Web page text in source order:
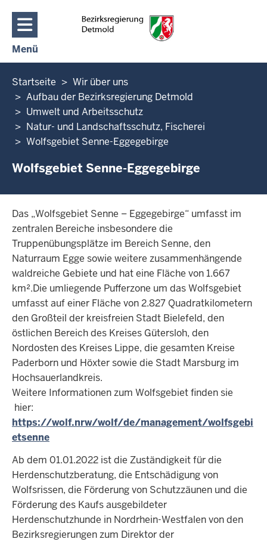
Direkt zum Inhalt
Menü
Sie
befinden
sich
hier
Startseite
Wir über uns
Aufbau der Bezirksregierung Detmold
Umwelt und Arbeitsschutz
Natur- und Landschaftsschutz, Fischerei
Wolfsgebiet Senne-Eggegebirge
Wolfsgebiet Senne-Eggegebirge
Das „Wolfsgebiet Senne – Eggegebirge“ umfasst im
zentralen Bereiche insbesondere die
Truppenübungsplätze im Bereich Senne, den
Naturraum Egge sowie weitere zusammenhängende
waldreiche Gebiete und hat eine Fläche von 1.667
km².Die umliegende Pufferzone um das Wolfsgebiet
umfasst auf einer Fläche von 2.827 Quadratkilometern
den Großteil der kreisfreien Stadt Bielefeld, den
östlichen Bereich des Kreises Gütersloh, den
Nordosten des Kreises Lippe, die gesamten Kreise
Paderborn und Höxter sowie die Stadt Marsburg im
Hochsauerlandkreis.
Weitere Informationen zum Wolfsgebiet finden sie
hier:
https://wolf.nrw/wolf/de/management/wolfsgebi
etsenne
Ab dem 01.01.2022 ist die Zuständigkeit für die
Herdenschutzberatung, die Entschädigung von
Wolfsrissen, die Förderung von Schutzzäunen und die
Förderung des Kaufs ausgebildeter
Herdenschutzhunde in Nordrhein-Westfalen von den
Bezirksregierungen zum Direktor der